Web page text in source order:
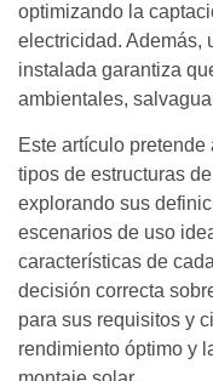
optimizando la
electricidad. Además,
instalada garantiza
ambientales,
Este artículo
tipos de estructuras
explorando sus
escenarios de uso
características de
decisión correcta
para sus requisitos y
rendimiento óptimo y